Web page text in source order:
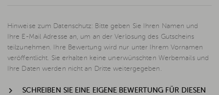
Hinweise zum Datenschutz: Bitte geben Sie Ihren Namen und
Ihre E-Mail Adresse an, um an der Verlosung des Gutscheins
teilzunehmen. Ihre Bewertung wird nur unter Ihrem Vornamen
veröffentlicht. Sie erhalten keine unerwünschten Werbemails und
Ihre Daten werden nicht an Dritte weitergegeben.
SCHREIBEN SIE EINE EIGENE BEWERTUNG FÜR DIESEN